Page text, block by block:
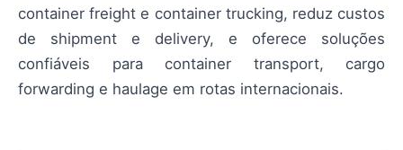
container freight e container trucking, reduz custos
de shipment e delivery, e oferece soluções
confiáveis para container transport, cargo
forwarding e haulage em rotas internacionais.